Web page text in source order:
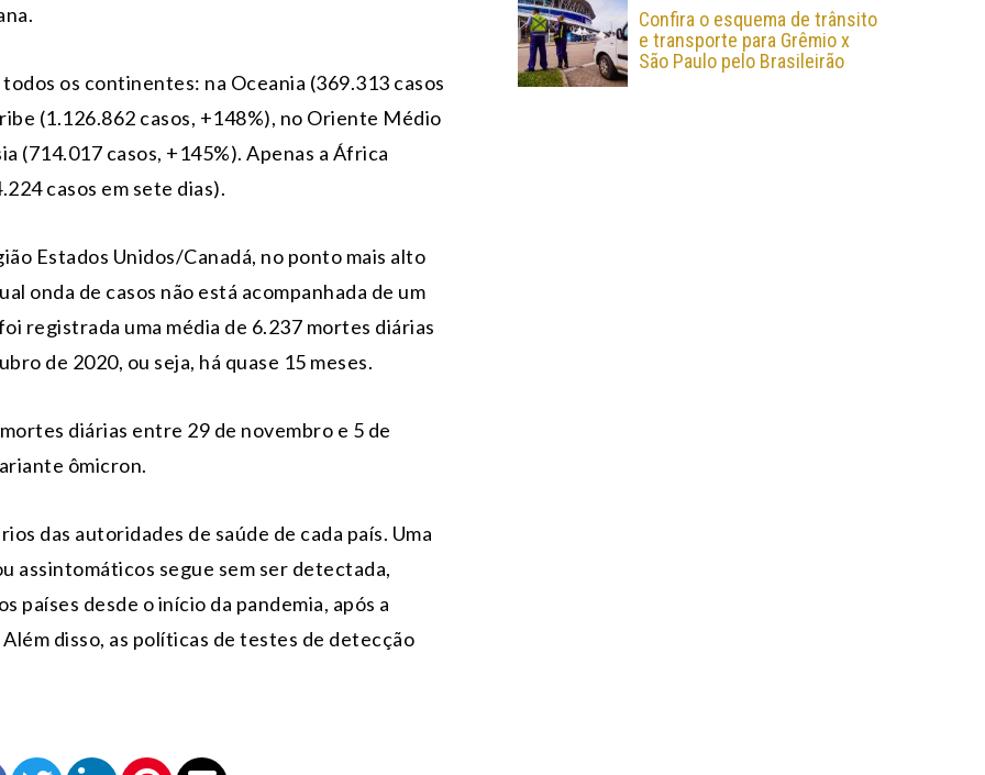
os continentes: na Oceania (369.313 casos
(1.126.862 casos, +148%), no Oriente Médio
(714.017 casos, +145%). Apenas a África
casos em sete dias).
Estados Unidos/Canadá, no ponto mais alto
onda de casos não está acompanhada de um
registrada uma média de 6.237 mortes diárias
de 2020, ou seja, há quase 15 meses.
diárias entre 29 de novembro e 5 de
ômicron.
das autoridades de saúde de cada país. Uma
assintomáticos segue sem ser detectada,
países desde o início da pandemia, após a
disso, as políticas de testes de detecção
Confira o esquema de trânsito
e transporte para Grêmio x
São Paulo pelo Brasileirão